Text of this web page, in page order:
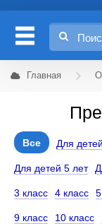
Главная
Все Для
Для детей 5 лет
3 класс 4 класс
9 класс 10 класс